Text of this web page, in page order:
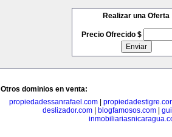
Realizar una Oferta
Precio Ofrecido $
Otros dominios en venta:
propiedadessanrafael.com
deslizador.com| blogfamosos.com|